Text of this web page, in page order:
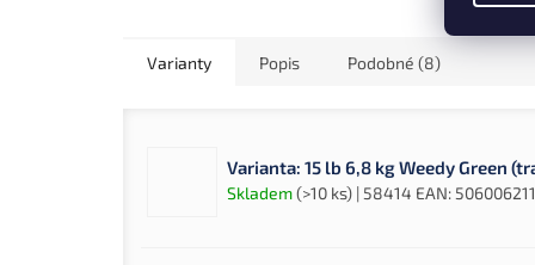
Varianty Popis Podobné (8)
Varianta: 15 lb 6,8 kg Weedy Green
Skladem(>10 ks) | 58414 EAN: